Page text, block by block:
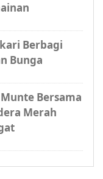
Berbagi
Bunga
Bersama
Merah